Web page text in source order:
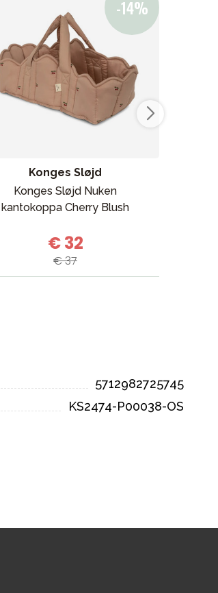
Konges Sløjd
Konges Sløjd Nuken
kantokoppa Cherry Blush
€ 32
€ 37
5712982725745
KS2474-P00038-OS